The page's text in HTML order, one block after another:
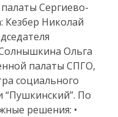
Сергиево-
Кезбер Николай
Ольга
палаты СПГО,
социального
“Пушкинский”. По
решения: •